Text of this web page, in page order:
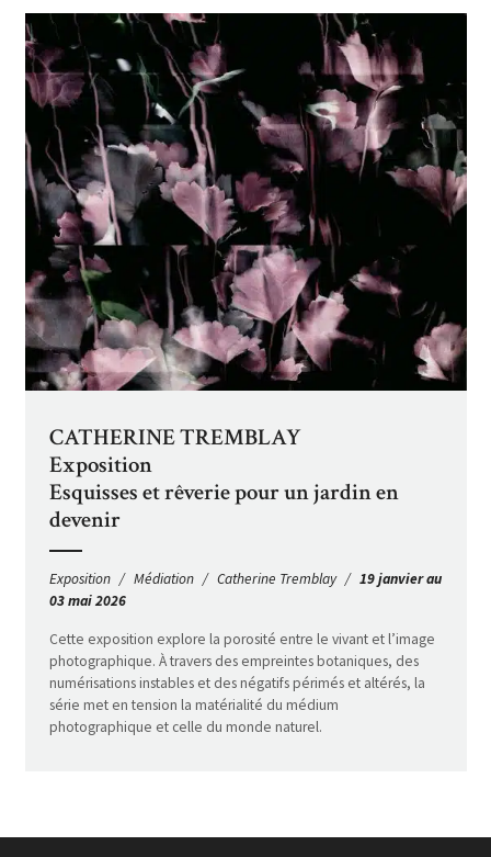
CATHERINE TREMBLAY
Exposition
Esquisses et rêverie pour un jardin en
devenir
Exposition Médiation Catherine Tremblay
19 janvier au
03 mai 2026
Cette exposition explore la porosité entre le vivant et l’image
photographique. À travers des empreintes botaniques, des
numérisations instables et des négatifs périmés et altérés, la
série met en tension la matérialité du médium
photographique et celle du monde naturel.